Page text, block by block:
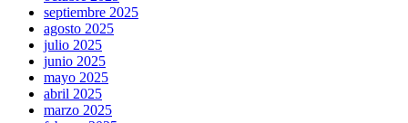
septiembre 2025
agosto 2025
julio 2025
junio 2025
mayo 2025
abril 2025
marzo 2025